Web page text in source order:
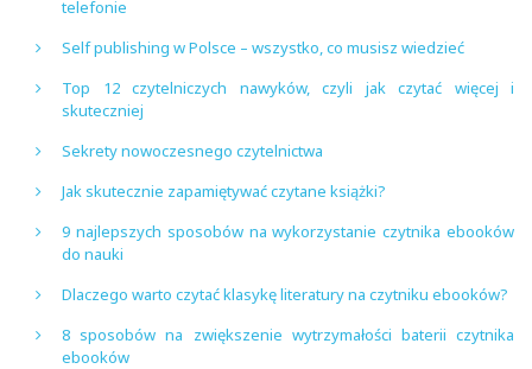
telefonie
Self publishing w Polsce – wszystko, co musisz wiedzieć
Top 12 czytelniczych nawyków, czyli jak czytać więcej i
skuteczniej
Sekrety nowoczesnego czytelnictwa
Jak skutecznie zapamiętywać czytane książki?
9 najlepszych sposobów na wykorzystanie czytnika ebooków
do nauki
Dlaczego warto czytać klasykę literatury na czytniku ebooków?
8 sposobów na zwiększenie wytrzymałości baterii czytnika
ebooków